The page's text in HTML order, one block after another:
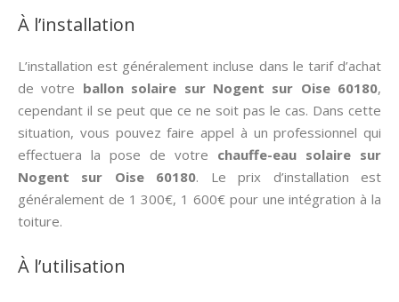
À l’installation
L’installation est généralement incluse dans le tarif d’achat
de votre ballon solaire sur Nogent sur Oise 60180,
cependant il se peut que ce ne soit pas le cas. Dans cette
situation, vous pouvez faire appel à un professionnel qui
effectuera la pose de votre chauffe-eau solaire sur
Nogent sur Oise 60180. Le prix d’installation est
généralement de 1 300€, 1 600€ pour une intégration à la
toiture.
À l’utilisation